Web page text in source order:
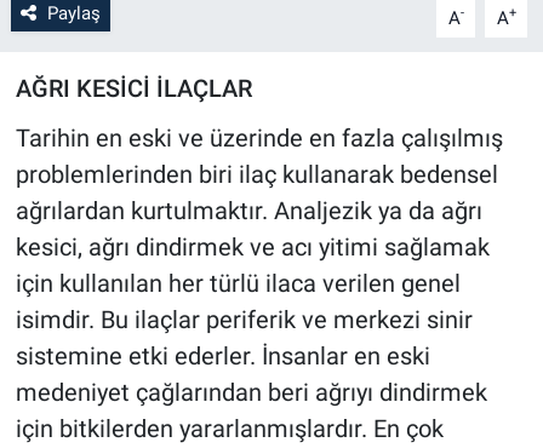
Paylaş A- A+
AĞRI KESİCİ İLAÇLAR
Tarihin en eski ve üzerinde en fazla çalışılmış
problemlerinden biri ilaç kullanarak bedensel
ağrılardan kurtulmaktır. Analjezik ya da ağrı
kesici, ağrı dindirmek ve acı yitimi sağlamak
için kullanılan her türlü ilaca verilen genel
isimdir. Bu ilaçlar periferik ve merkezi sinir
sistemine etki ederler. İnsanlar en eski
medeniyet çağlarından beri ağrıyı dindirmek
için bitkilerden yararlanmışlardır. En çok